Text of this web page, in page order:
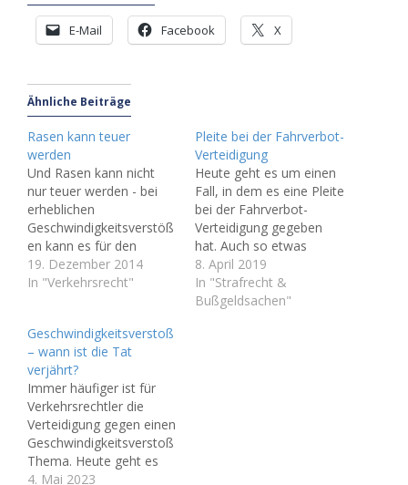
E-Mail Facebook X
Ähnliche Beiträge
Rasen kann teuer
werden
Und Rasen kann nicht
nur teuer werden - bei
erheblichen
Geschwindigkeitsverstöß
en kann es für den
Führerschein gefährlich
werden, sprich ein
verhängt werden. Dies
musste auch ein
Autofahrer erfahren, der
auf der Autobahn die
zwischen zwei
Ausfahrten aus
Lärmschutzgründen
vorgeschriebene
19. Dezember 2014
In "Verkehrsrecht"
Pleite bei der Fahrverbot-
Verteidigung
Heute geht es um einen
Fall, in dem es eine Pleite
bei der Fahrverbot-
Verteidigung gegeben
hat. Auch so etwas
kommt im Anwalts-Alltag
vor. Nicht immer gelingt
die Verteidigung gegen
8. April 2019
In "Strafrecht &
Bußgeldsachen"
Geschwindigkeitsverstoß
– wann ist die Tat
verjährt?
Immer häufiger ist für
Verkehrsrechtler die
Verteidigung gegen einen
Geschwindigkeitsverstoß
Thema. Heute geht es
um die Frage, wann die
4. Mai 2023